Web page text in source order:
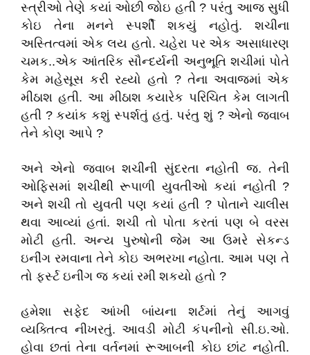
સ્ત્રીઓ તેણે કયાં ઓછી જોઇ હતી ? પરંતુ આજ સુધી
કોઇ તેના મનને સ્પર્શી શકયું નહોતું. શચીના
અસ્તિત્વમાં એક લય હતો. ચહેરા પર એક અસાધારણ
ચમક..એક આંતરિક સૌન્દર્યની અનુભૂતિ શચીમાં પોતે
કેમ મહેસૂસ કરી રહ્યો હતો ? તેના અવાજમાં એક
મીઠાશ હતી. આ મીઠાશ કયારેક પરિચિત કેમ લાગતી
હતી ? કયાંક કશું સ્પર્શતું હતું. પરંતુ શું ? એનો જવાબ
તેને કોણ આપે ?
અને એનો જવાબ શચીની સુંદરતા નહોતી જ. તેની
ઓફિસમાં શચીથી રૂપાળી યુવતીઓ કયાં નહોતી ?
અને શચી તો યુવતી પણ કયાં હતી ? પોતાને ચાલીસ
થવા આવ્યાં હતાં. શચી તો પોતા કરતાં પણ બે વરસ
મોટી હતી. અન્ય પુરુષોની જેમ આ ઉમરે સેકન્ડ
ઇનીંગ રમવાના તેને કોઇ અભરખા નહોતા. આમ પણ તે
તો ફર્સ્ટ ઇનીંગ જ કયાં રમી શકયો હતો ?
હમેશા સફેદ આંખી બાંયના શર્ટમાં તેનું આગવું
વ્યક્તિત્વ નીખરતું. આવડી મોટી કંપનીનો સી.ઇ.ઓ.
હોવા છતાં તેના વર્તનમાં રૂઆબની કોઇ છાંટ નહોતી.